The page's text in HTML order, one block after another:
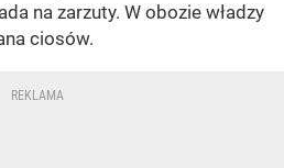
na zarzuty. W obozie władzy
ciosów.